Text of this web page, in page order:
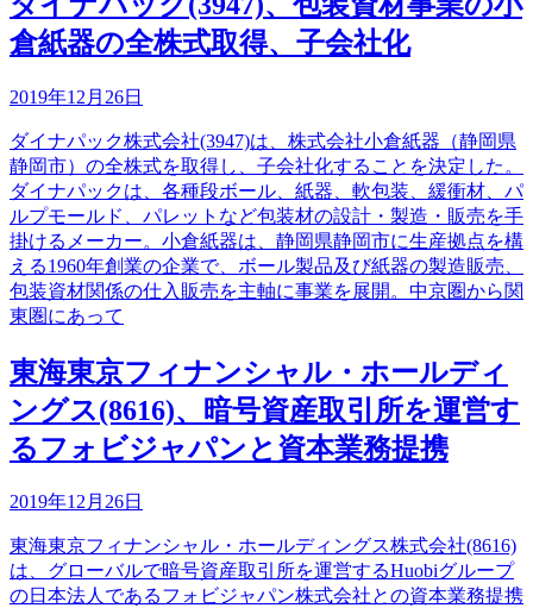
倉紙器の全株式取得、子会社化
2019年12月26日
ダイナパック株式会社(3947)は、株式会社小倉紙器（静岡県
静岡市）の全株式を取得し、子会社化することを決定した。
ダイナパックは、各種段ボール、紙器、軟包装、緩衝材、パ
ルプモールド、パレットなど包装材の設計・製造・販売を手
掛けるメーカー。小倉紙器は、静岡県静岡市に生産拠点を構
える1960年創業の企業で、ボール製品及び紙器の製造販売、
包装資材関係の仕入販売を主軸に事業を展開。中京圏から関
東圏にあって
東海東京フィナンシャル・ホールディ
ングス(8616)、暗号資産取引所を運営す
るフォビジャパンと資本業務提携
2019年12月26日
東海東京フィナンシャル・ホールディングス株式会社(8616)
は、グローバルで暗号資産取引所を運営するHuobiグループ
の日本法人であるフォビジャパン株式会社との資本業務提携